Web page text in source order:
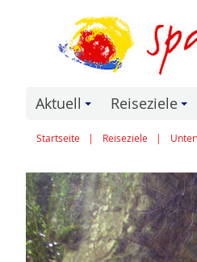
Aktuell Reiseziele
Startseite Reiseziele